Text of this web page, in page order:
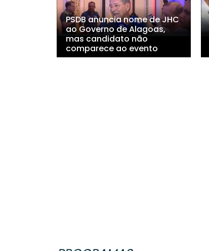
PSDB anuncia nome de JHC
ao Governo de Alagoas,
mas candidato não
comparece ao evento